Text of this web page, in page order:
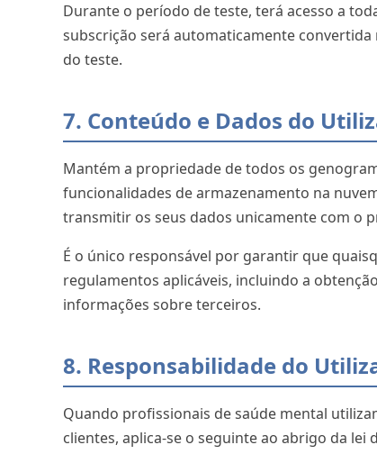
Durante o período de teste, terá acesso a
subscrição será automaticamente
do teste.
7. Conteúdo e Dados do
Mantém a propriedade de todos os
funcionalidades de armazenamento na
transmitir os seus dados unicamente com o
É o único responsável por garantir que
regulamentos aplicáveis, incluindo a
informações sobre terceiros.
8. Responsabilidade do
Quando profissionais de saúde mental
clientes, aplica-se o seguinte ao abrigo da lei